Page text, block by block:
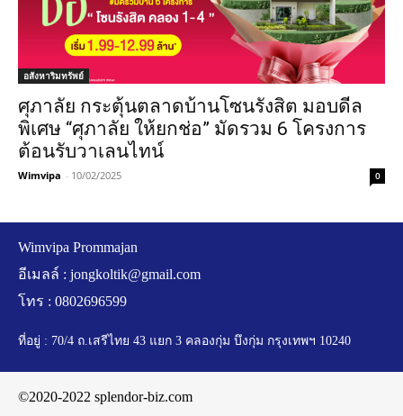
อสังหาริมทรัพย์
ศุภาลัย กระตุ้นตลาดบ้านโซนรังสิต มอบดีล
พิเศษ “ศุภาลัย ให้ยกช่อ” มัดรวม 6 โครงการ
ต้อนรับวาเลนไทน์
Wimvipa - 10/02/2025 0
Wimvipa Prommajan
อีเมลล์ : jongkoltik@gmail.com
โทร : 0802696599
ที่อยู่ : 70/4 ถ.เสรีไทย 43 แยก 3 คลองกุ่ม บึงกุ่ม กรุงเทพฯ 10240
©2020-2022 splendor-biz.com